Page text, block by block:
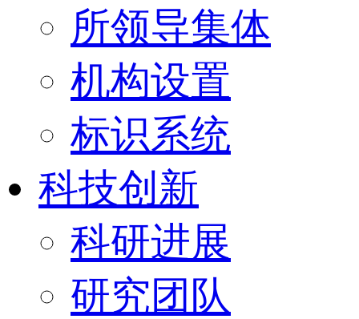
所领导集体
机构设置
标识系统
科技创新
科研进展
研究团队